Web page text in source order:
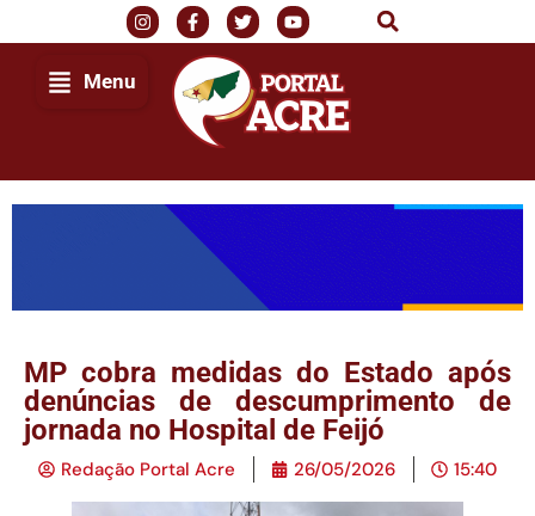
Menu
MP cobra medidas do Estado após
denúncias de descumprimento de
jornada no Hospital de Feijó
Redação Portal Acre 26/05/2026 15:40